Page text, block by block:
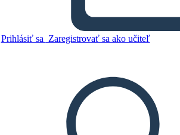
Prihlásiť sa Zaregistrovať sa ako učiteľ
tento Storyboard
PREZENTÁCIU
ČÍTAJ MI